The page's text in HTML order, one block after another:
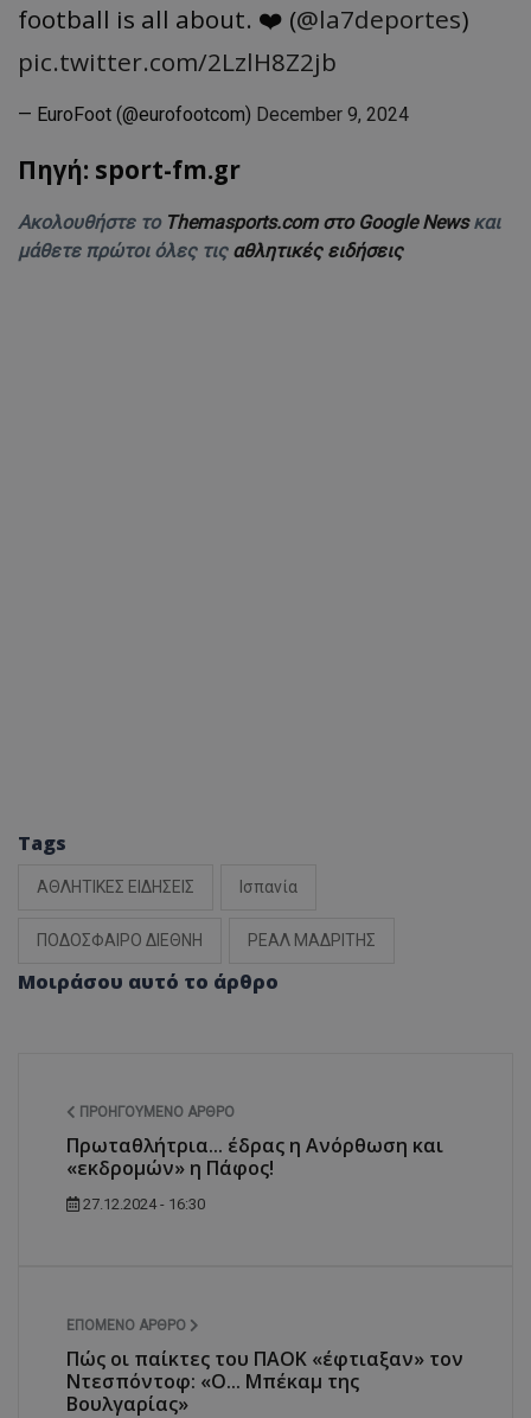
football is all about. ❤️ (@la7deportes)
pic.twitter.com/2LzlH8Z2jb
— EuroFoot (@eurofootcom) December 9, 2024
Πηγή: sport-fm.gr
Ακολουθήστε το Themasports.com στο Google Newsκαι
μάθετε πρώτοι όλες τις αθλητικές ειδήσεις
Tags
ΑΘΛΗΤΙΚΕΣ ΕΙΔΗΣΕΙΣ Ισπανία
ΠΟΔΟΣΦΑΙΡΟ ΔΙΕΘΝΗ ΡΕΑΛ ΜΑΔΡΙΤΗΣ
Μοιράσου αυτό το άρθρο
ΠΡΟΗΓΟΎΜΕΝΟ ΆΡΘΡΟ
Πρωταθλήτρια... έδρας η Ανόρθωση και
«εκδρομών» η Πάφος!
27.12.2024 - 16:30
ΕΠΌΜΕΝΟ ΆΡΘΡΟ
Πώς οι παίκτες του ΠΑΟΚ «έφτιαξαν» τον
Ντεσπόντοφ: «Ο... Μπέκαμ της
Βουλγαρίας»